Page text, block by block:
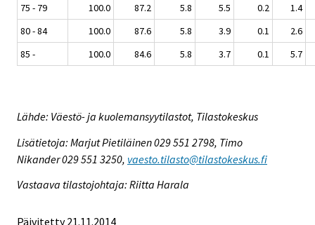
75 - 79
100.0 87.2 5.8 5.5 0.2
1.4
80 - 84
100.0 87.6 5.8 3.9 0.1
2.6
85 -
100.0 84.6 5.8 3.7 0.1 5.7
Lähde: Väestö- ja kuolemansyytilastot, Tilastokeskus
Lisätietoja: Marjut Pietiläinen 029 551 2798, Timo
Nikander 029 551 3250, vaesto.tilasto@tilastokeskus.fi
Vastaava tilastojohtaja: Riitta Harala
Päivitetty 21.11.2014